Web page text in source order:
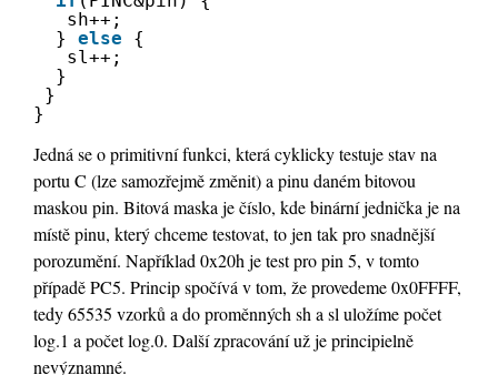
sh++;
} else
{
sl++;
}
}
}
Jedná se o primitivní funkci, která cyklicky testuje stav na
portu C (lze samozřejmě změnit) a pinu daném bitovou
maskou pin. Bitová maska je číslo, kde binární jednička je na
místě pinu, který chceme testovat, to jen tak pro snadnější
porozumění. Například 0x20h je test pro pin 5, v tomto
případě PC5. Princip spočívá v tom, že provedeme 0x0FFFF,
tedy 65535 vzorků a do proměnných sh a sl uložíme počet
log.1 a počet log.0. Další zpracování už je principielně
nevýznamné.